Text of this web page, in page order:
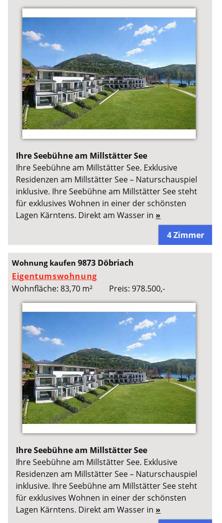
Ihre Seebühne am Millstätter See
Ihre Seebühne am Millstätter See. Exklusive
Residenzen am Millstätter See – Naturschauspiel
inklusive. Ihre Seebühne am Millstätter See steht
für exklusives Wohnen in einer der schönsten
Lagen Kärntens. Direkt am Wasser in »
4 Zimmer
Wohnung kaufen9873 Döbriach
Eigentumswohnung
Wohnfläche: 83,70 m²
Preis: 978.500,-
Ihre Seebühne am Millstätter See
Ihre Seebühne am Millstätter See. Exklusive
Residenzen am Millstätter See – Naturschauspiel
inklusive. Ihre Seebühne am Millstätter See steht
für exklusives Wohnen in einer der schönsten
Lagen Kärntens. Direkt am Wasser in »